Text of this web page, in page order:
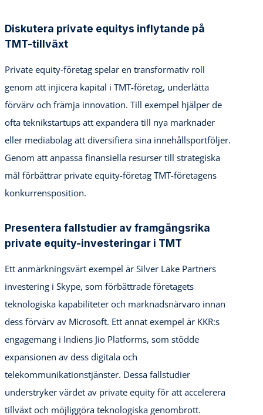
Diskutera private equitys inflytande på
TMT-tillväxt
Private equity-företag spelar en transformativ roll
genom att injicera kapital i TMT-företag, underlätta
förvärv och främja innovation. Till exempel hjälper de
ofta teknikstartups att expandera till nya marknader
eller mediabolag att diversifiera sina innehållsportföljer.
Genom att anpassa finansiella resurser till strategiska
mål förbättrar private equity-företag TMT-företagens
konkurrensposition.
Presentera fallstudier av framgångsrika
private equity-investeringar i TMT
Ett anmärkningsvärt exempel är Silver Lake Partners
investering i Skype, som förbättrade företagets
teknologiska kapabiliteter och marknadsnärvaro innan
dess förvärv av Microsoft. Ett annat exempel är KKR:s
engagemang i Indiens Jio Platforms, som stödde
expansionen av dess digitala och
telekommunikationstjänster. Dessa fallstudier
understryker värdet av private equity för att accelerera
tillväxt och möjliggöra teknologiska genombrott.